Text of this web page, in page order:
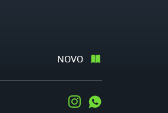
NOVO
Instagram